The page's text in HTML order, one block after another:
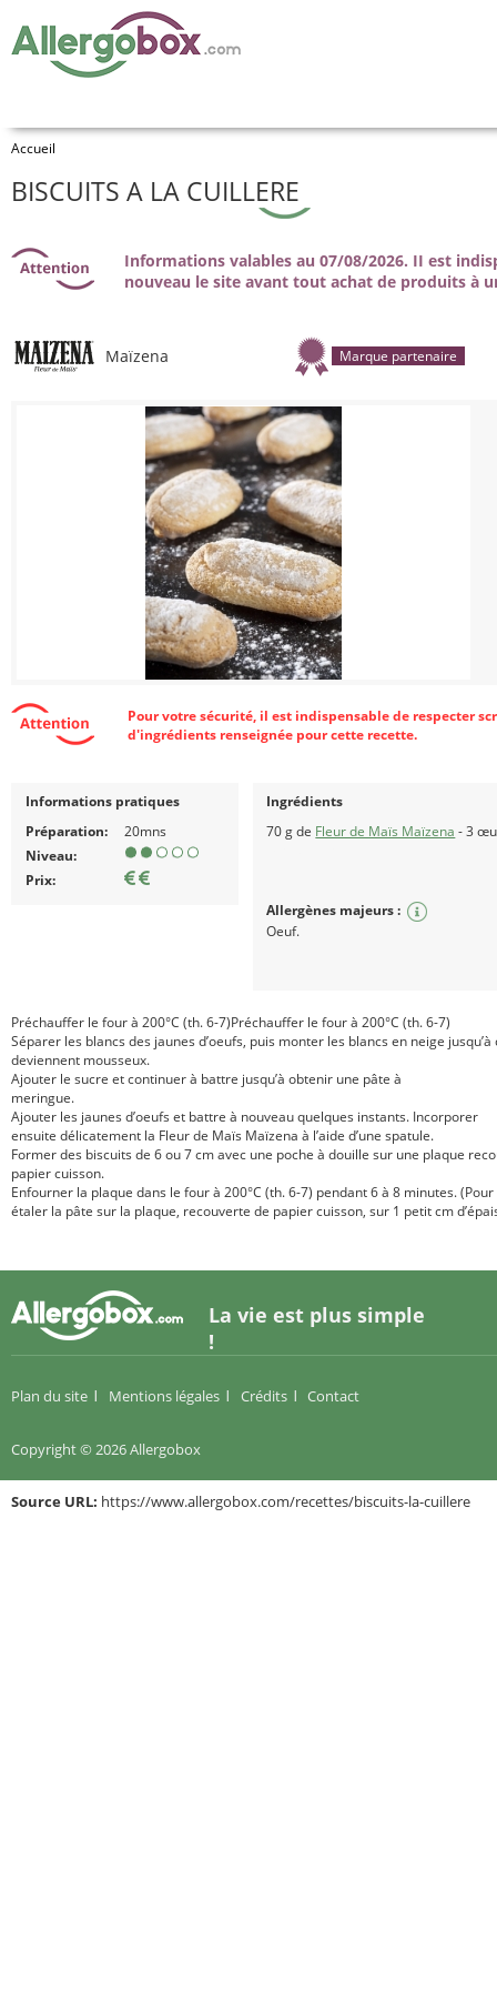
Accueil
BISCUITS A LA CUILLERE
Informations valables au 07/08/2026. II est
nouveau le site avant tout achat de produits à
Maïzena Marque partenaire
Pour votre sécurité, il est indispensable de respecter
d'ingrédients renseignée pour cette recette.
Informations pratiques
Préparation:
20mns
Niveau:
Prix:
Ingrédients
70 g de Fleur de Maïs Maïzena - 3
Allergènes majeurs :
Oeuf.
Préchauffer le four à 200°C (th. 6-7)Préchauffer le four à 200°C (th. 6-7)
Séparer les blancs des jaunes d’oeufs, puis monter les blancs en neige jusqu’à
deviennent mousseux.
Ajouter le sucre et continuer à battre jusqu’à obtenir une pâte à
meringue.
Ajouter les jaunes d’oeufs et battre à nouveau quelques instants. Incorporer
ensuite délicatement la Fleur de Maïs Maïzena à l’aide d’une spatule.
Former des biscuits de 6 ou 7 cm avec une poche à douille sur une plaque
papier cuisson.
Enfourner la plaque dans le four à 200°C (th. 6-7) pendant 6 à 8 minutes.
étaler la pâte sur la plaque, recouverte de papier cuisson, sur 1 petit cm
La vie est plus simple
!
Plan du site Mentions légales Crédits Contact
Copyright © 2026 Allergobox
Source URL: https://www.allergobox.com/recettes/biscuits-la-cuillere